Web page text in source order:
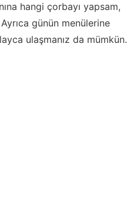
hangi çorbayı yapsam,
günün menülerine
ulaşmanız da mümkün.